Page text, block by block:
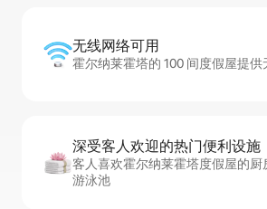
无线网络可用
霍尔纳莱霍塔的 100 间度假屋提供
深受客人欢迎的热门便利设施
客人喜欢霍尔纳莱霍塔度假屋的厨
游泳池